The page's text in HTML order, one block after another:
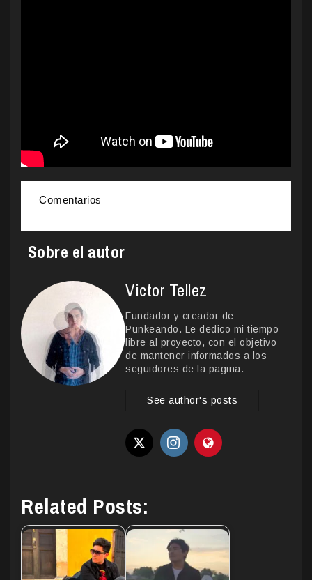
Comentarios
Sobre el autor
Victor Tellez
Fundador y creador de
Punkeando. Le dedico mi tiempo
libre al proyecto, con el objetivo
de mantener informados a los
seguidores de la pagina.
See author's posts
Related Posts: